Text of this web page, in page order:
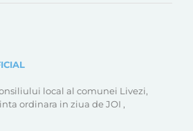
local al comunei Livezi,
ordinara in ziua de JOI ,